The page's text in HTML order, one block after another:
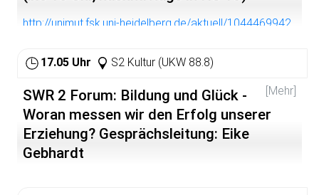
http://unimut.fsk.uni-heidelberg.de/aktuell/1044469942
17.05 Uhr S2 Kultur (UKW 88.8)
[Mehr]
SWR 2 Forum: Bildung und Glück -
Woran messen wir den Erfolg unserer
Erziehung? Gesprächsleitung: Eike
Gebhardt